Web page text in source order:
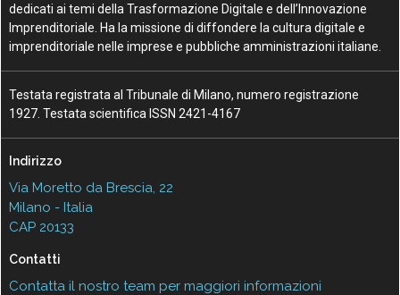
dedicati ai temi della Trasformazione Digitale e dell’Innovazione
Imprenditoriale. Ha la missione di diffondere la cultura digitale e
imprenditoriale nelle imprese e pubbliche amministrazioni italiane.
Testata registrata al Tribunale di Milano, numero registrazione
1927. Testata scientifica ISSN 2421-4167
Indirizzo
Via Moretto da Brescia, 22
Milano - Italia
CAP 20133
Contatti
Contatta il nostro team per maggiori informazioni